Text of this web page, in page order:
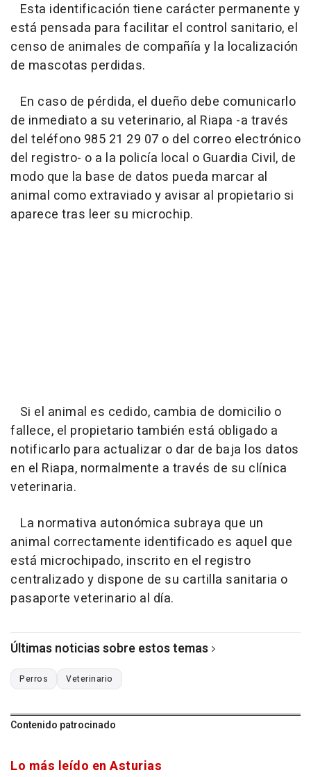
Esta identificación tiene carácter permanente y
está pensada para facilitar el control sanitario, el
censo de animales de compañía y la localización
de mascotas perdidas.
En caso de pérdida, el dueño debe comunicarlo
de inmediato a su veterinario, al Riapa -a través
del teléfono 985 21 29 07 o del correo electrónico
del registro- o a la policía local o Guardia Civil, de
modo que la base de datos pueda marcar al
animal como extraviado y avisar al propietario si
aparece tras leer su microchip.
Si el animal es cedido, cambia de domicilio o
fallece, el propietario también está obligado a
notificarlo para actualizar o dar de baja los datos
en el Riapa, normalmente a través de su clínica
veterinaria.
La normativa autonómica subraya que un
animal correctamente identificado es aquel que
está microchipado, inscrito en el registro
centralizado y dispone de su cartilla sanitaria o
pasaporte veterinario al día.
Últimas noticias sobre estos temas
Perros Veterinario
Contenido patrocinado
Lo más leído en Asturias